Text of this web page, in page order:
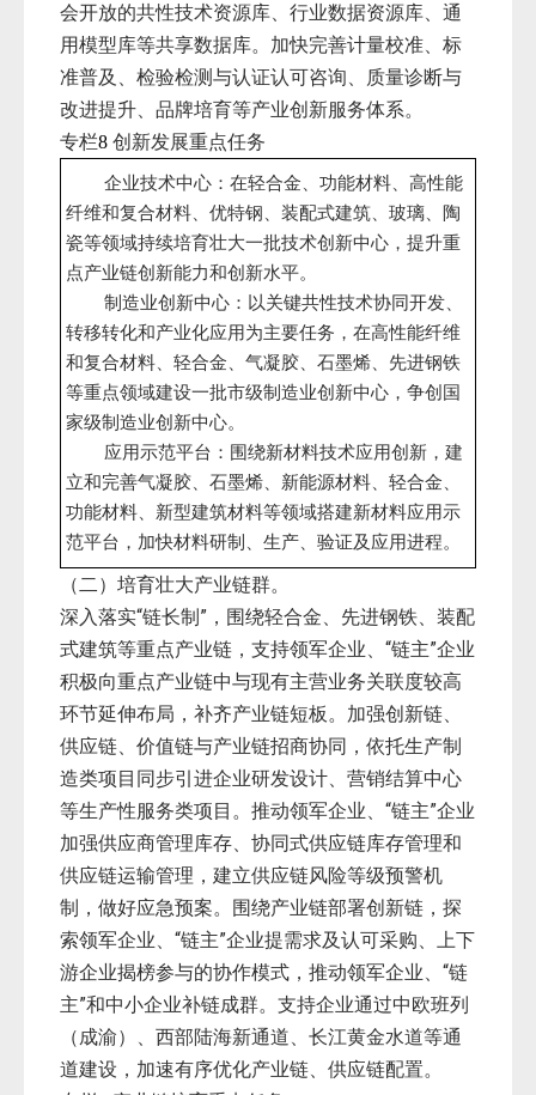
会开放的共性技术资源库、行业数据资源库、通
用模型库等共享数据库。加快完善计量校准、标
准普及、检验检测与认证认可咨询、质量诊断与
改进提升、品牌培育等产业创新服务体系。
专栏8 创新发展重点任务
企业技术中心：在轻合金、功能材料、高性能
纤维和复合材料、优特钢、装配式建筑、玻璃、陶
瓷等领域持续培育壮大一批技术创新中心，提升重
点产业链创新能力和创新水平。
制造业创新中心：以关键共性技术协同开发、
转移转化和产业化应用为主要任务，在高性能纤维
和复合材料、轻合金、气凝胶、石墨烯、先进钢铁
等重点领域建设一批市级制造业创新中心，争创国
家级制造业创新中心。
应用示范平台：围绕新材料技术应用创新，建
立和完善气凝胶、石墨烯、新能源材料、轻合金、
功能材料、新型建筑材料等领域搭建新材料应用示
范平台，加快材料研制、生产、验证及应用进程。
（二）培育壮大产业链群。
深入落实“链长制”，围绕轻合金、先进钢铁、装配
式建筑等重点产业链，支持领军企业、“链主”企业
积极向重点产业链中与现有主营业务关联度较高
环节延伸布局，补齐产业链短板。加强创新链、
供应链、价值链与产业链招商协同，依托生产制
造类项目同步引进企业研发设计、营销结算中心
等生产性服务类项目。推动领军企业、“链主”企业
加强供应商管理库存、协同式供应链库存管理和
供应链运输管理，建立供应链风险等级预警机
制，做好应急预案。围绕产业链部署创新链，探
索领军企业、“链主”企业提需求及认可采购、上下
游企业揭榜参与的协作模式，推动领军企业、“链
主”和中小企业补链成群。支持企业通过中欧班列
（成渝）、西部陆海新通道、长江黄金水道等通
道建设，加速有序优化产业链、供应链配置。